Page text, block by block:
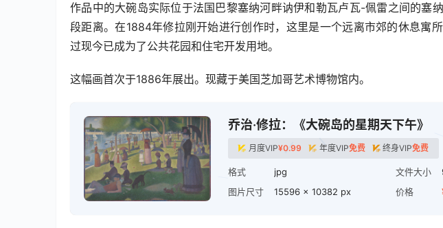
作品中的大碗岛实际位于法国巴黎塞纳河畔讷伊和勒瓦卢瓦-佩雷之间的塞
段距离。在1884年修拉刚开始进行创作时，这里是一个远离市郊的休息寓
过现今已成为了公共花园和住宅开发用地。
这幅画首次于1886年展出。现藏于美国芝加哥艺术博物馆内。
乔治·修拉：《大碗岛的星期天下午》
月度VIP¥0.99 年度VIP免费 终身VIP免费
格式 jpg 文件大小
图片尺寸
15596 × 10382 px 价格